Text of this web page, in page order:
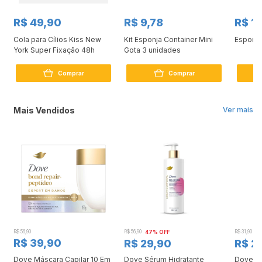
R$ 49,90
Cola para Cílios Kiss New
York Super Fixação 48h
Comprar
R$ 9,78
Kit Esponja Container Mini
Gota 3 unidades
Comprar
R$
Ver mais
Mais Vendidos
R$ 56,90
R$ 39,90
Dove Máscara Capilar 10 Em
R$ 56,90 47% OFF
R$ 29,90
Dove Sérum Hidratante
R$ 31,90
R$
Dove